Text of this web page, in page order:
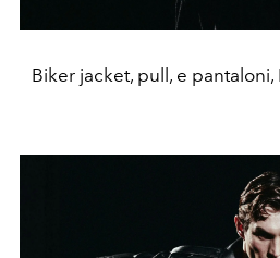
Biker jacket, pull, e pantaloni,